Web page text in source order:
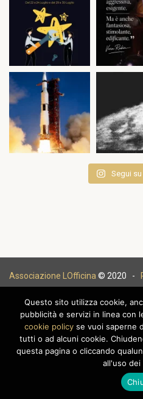
Segui
Associazione LOfficina © 2020 -
Questo sito utilizza cookie,
pubblicità e servizi in linea con
cookie policyse vuoi saperne
tutti o ad alcuni cookie.
questa pagina o cliccando
all'uso dei